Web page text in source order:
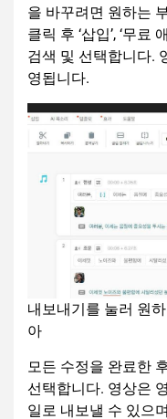
을 바꾸려면 원하는
클릭 후 ‘삽입’, ‘무료
검색 및 선택합니다.
영됩니다.
내보내기를 눌러 원
아
모든 수정을 완료한
선택합니다. 영상은
일로 내보낼 수 있으